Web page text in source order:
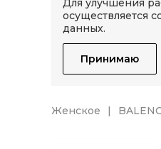
Для улучшения
осуществляется
данных.
Принимаю
Женское